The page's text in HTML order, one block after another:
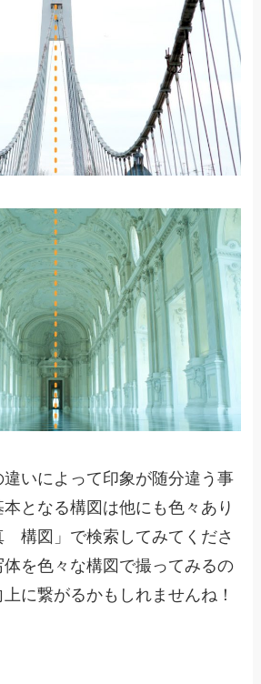
いによって印象が随分違う事
となる構図は他にも色々あり
構図」で検索してみてくださ
を色々な構図で撮ってみるの
に繋がるかもしれませんね！